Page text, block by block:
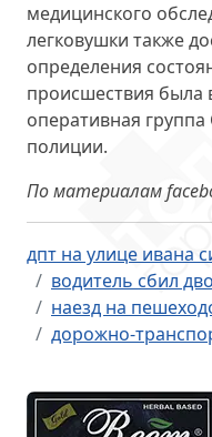
медицинского
легковушки также
определения
происшествия была
оперативная
полиции.
По материалам
дпт на улице ивана
водитель сбил
наезд на
дорожно-